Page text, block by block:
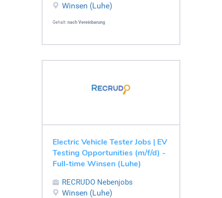
Winsen (Luhe)
Gehalt: nach Vereinbarung
Electric Vehicle Tester Jobs | EV
Testing Opportunities (m/f/d) -
Full-time Winsen (Luhe)
RECRUDO Nebenjobs
Winsen (Luhe)